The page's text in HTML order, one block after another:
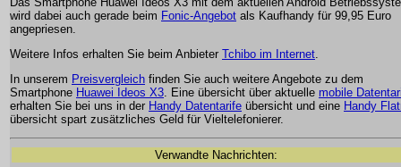
wird dabei auch gerade beim Fonic-Angebot als Kaufhandy für 99,95 Euro
angepriesen.
Weitere Infos erhalten Sie beim Anbieter Tchibo im Internet.
In unserem Preisvergleich finden Sie auch weitere Angebote zu dem
Smartphone Huawei Ideos X3. Eine übersicht über aktuelle mobile
erhalten Sie bei uns in der Handy Datentarife übersicht und eine Handy
übersicht spart zusätzliches Geld für Vieltelefonierer.
Verwandte Nachrichten: